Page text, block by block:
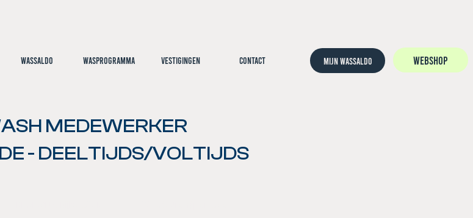
Wassaldo Wasprogramma Vestigingen Contact Mijn wassaldo WEBSHOP
MEDEWERKER
- DEELTIJDS/VOLTIJDS